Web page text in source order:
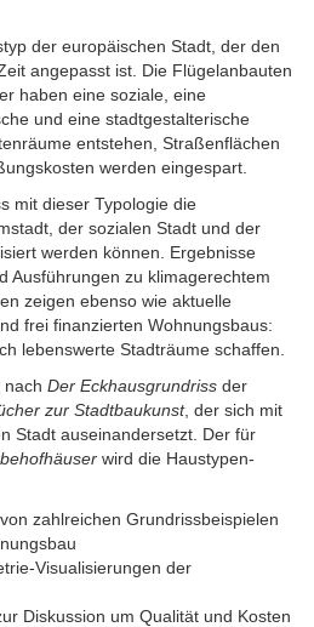
der europäischen Stadt, der den
angepasst ist. Die Flügelanbauten
haben eine soziale, eine
und eine stadtgestalterische
entstehen, Straßenflächen
werden eingespart.
mit dieser Typologie die
der sozialen Stadt und der
werden können. Ergebnisse
Ausführungen zu klimagerechtem
zeigen ebenso wie aktuelle
frei finanzierten Wohnungsbaus:
lebenswerte Stadträume schaffen.
nach Der Eckhausgrundriss der
zur Stadtbaukunst, der sich mit
Stadt auseinandersetzt. Der für
wird die Haustypen-
zahlreichen Grundrissbeispielen
Visualisierungen der
Diskussion um Qualität und Kosten